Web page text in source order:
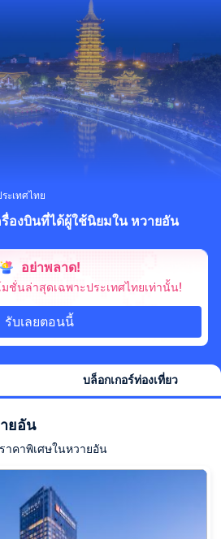
ะเทศไทย
องบินที่ได้ผู้ใช้นิยมใน หวายอัน
อย่าพลาด!
ชั่นล่าสุดเฉพาะประเทศไทยเท่านั้น!
รับเลยตอนนี้
บล็อกเกอร์ท่องเที่ยว
ยอัน
าคาพิเศษในหวายอัน